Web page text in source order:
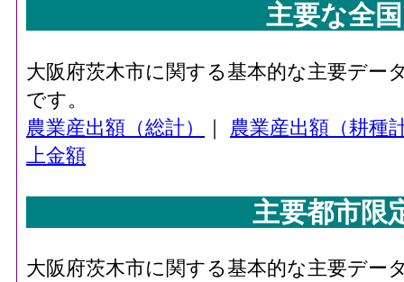
主要な全
大阪府茨木市に関する基本的な主要デ
です。
農業産出額（総計）
｜ 農業産出額（耕種
上金額
主要都市限
大阪府茨木市に関する基本的な主要デ